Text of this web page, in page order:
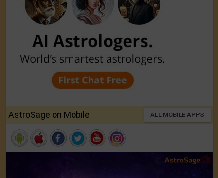
AstroSage on Mobile ALL MOBILE APPS